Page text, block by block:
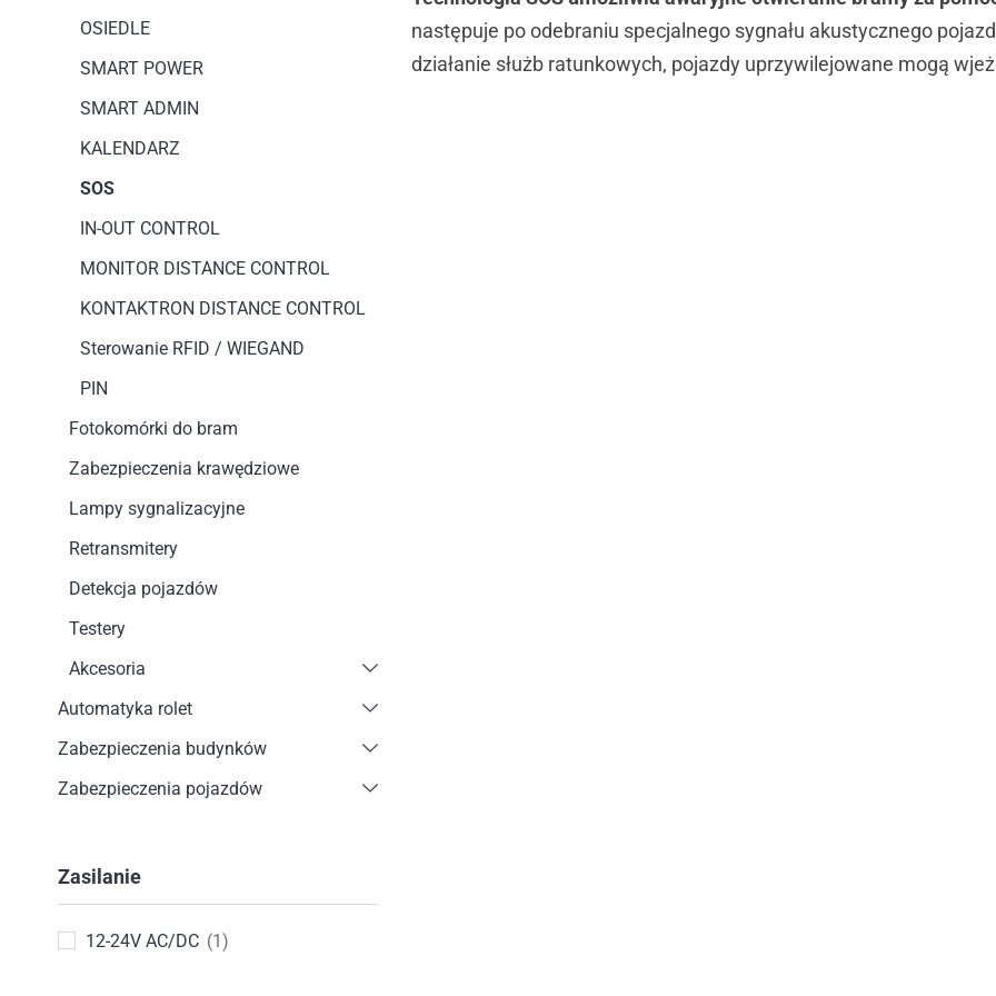
następuje po odebraniu specjalnego sygnału akustycznego
działanie służb ratunkowych, pojazdy uprzywilejowane mogą
OSIEDLE
SMART POWER
SMART ADMIN
KALENDARZ
SOS
IN-OUT CONTROL
MONITOR DISTANCE CONTROL
KONTAKTRON DISTANCE CONTROL
Sterowanie RFID / WIEGAND
PIN
Fotokomórki do bram
Zabezpieczenia krawędziowe
Lampy sygnalizacyjne
Retransmitery
Detekcja pojazdów
Testery
Akcesoria
Automatyka rolet
Zabezpieczenia budynków
Zabezpieczenia pojazdów
Zasilanie
12-24V AC/DC (1)